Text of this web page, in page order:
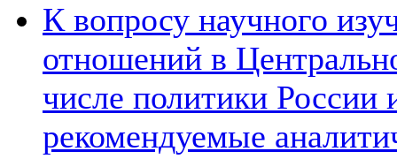
К вопросу научного
отношений в
числе политики России
рекомендуемые